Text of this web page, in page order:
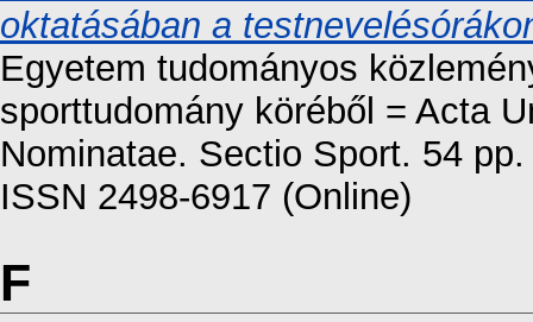
oktatásában a
Egyetem tudományos
sporttudomány köréből = Acta
Nominatae. Sectio Sport. 54
ISSN 2498-6917 (Online)
F